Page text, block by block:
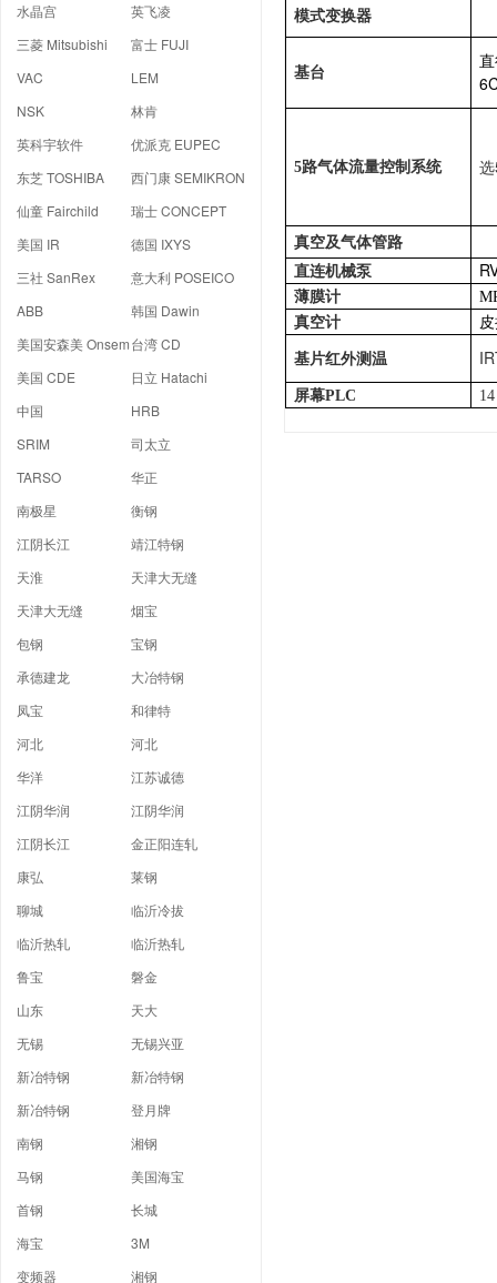
水晶宫
英飞凌
三菱 Mitsubishi
富士 FUJI
VAC
LEM
NSK
林肯
英科宇软件
优派克 EUPEC
东芝 TOSHIBA
西门康 SEMIKRON
仙童 Fairchild
瑞士 CONCEPT
美国 IR
德国 IXYS
三社 SanRex
意大利 POSEICO
ABB
韩国 Dawin
美国安森美 Onsem台湾 CD
美国 CDE
日立 Hatachi
中国
HRB
SRIM
司太立
TARSO
华正
南极星
衡钢
江阴长江
靖江特钢
天淮
天津大无缝
天津大无缝
烟宝
包钢
宝钢
承德建龙
大冶特钢
凤宝
和律特
河北
河北
华洋
江苏诚德
江阴华润
江阴华润
江阴长江
金正阳连轧
康弘
莱钢
聊城
临沂冷拔
临沂热轧
临沂热轧
鲁宝
磐金
山东
天大
无锡
无锡兴亚
新冶特钢
新冶特钢
新冶特钢
登月牌
南钢
湘钢
马钢
美国海宝
首钢
长城
海宝
3M
变频器
湘钢
模式变换器
基台
5路气体流量控制系统
真空及气体管路
直连机械泵
薄膜计
真空计
基片红外测温
屏幕PLC